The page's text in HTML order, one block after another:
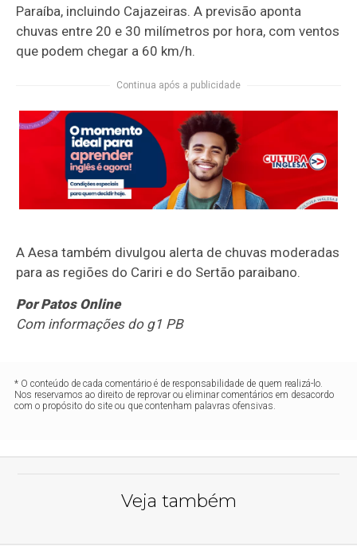
Paraíba, incluindo Cajazeiras. A previsão aponta
chuvas entre 20 e 30 milímetros por hora, com ventos
que podem chegar a 60 km/h.
Continua após a publicidade
A Aesa também divulgou alerta de chuvas moderadas
para as regiões do Cariri e do Sertão paraibano.
Por Patos Online
Com informações do g1 PB
* O conteúdo de cada comentário é de responsabilidade de quem realizá-lo.
Nos reservamos ao direito de reprovar ou eliminar comentários em desacordo
com o propósito do site ou que contenham palavras ofensivas.
Veja também